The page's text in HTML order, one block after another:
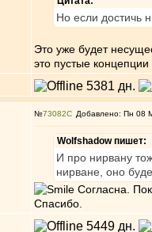
Но если достичь
Это уже будет
это пустые
№73082 Добавлено: Пн 08
Wolfshadow пишет:
И про нирвану
нирване, оно
Согласна.
Спасибо.